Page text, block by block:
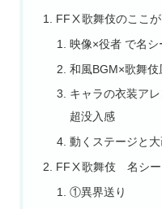
FFⅩ歌舞伎のここが
映像×役者 で名
和風BGM×歌舞
キャラの衣装ア
超没入感
動くステージと
FFⅩ歌舞伎 名シー
①異界送り